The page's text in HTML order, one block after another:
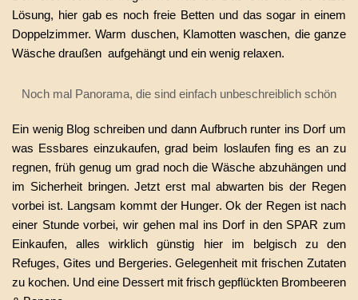
Lösung, hier gab es noch freie Betten und das sogar in einem
Doppelzimmer. Warm duschen, Klamotten waschen, die ganze
Wäsche draußen aufgehängt und ein wenig relaxen.
Noch mal Panorama, die sind einfach unbeschreiblich schön
Ein wenig Blog schreiben und dann Aufbruch runter ins Dorf um
was Essbares einzukaufen, grad beim loslaufen fing es an zu
regnen, früh genug um grad noch die Wäsche abzuhängen und
im Sicherheit bringen. Jetzt erst mal abwarten bis der Regen
vorbei ist. Langsam kommt der Hunger. Ok der Regen ist nach
einer Stunde vorbei, wir gehen mal ins Dorf in den SPAR zum
Einkaufen, alles wirklich günstig hier im belgisch zu den
Refuges, Gites und Bergeries. Gelegenheit mit frischen Zutaten
zu kochen. Und eine Dessert mit frisch gepflückten Brombeeren